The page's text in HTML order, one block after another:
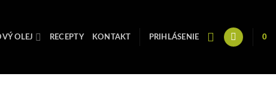
OLEJ RECEPTY KONTAKT PRIHLÁSENIE 0
Zobrazených všetkých 5 výsledkov